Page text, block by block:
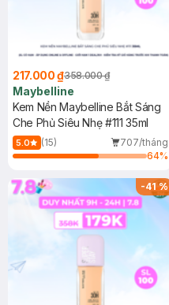
217.000 ₫358.000 ₫
Maybelline
Kem Nền Maybelline Bắt Sáng
Che Phủ Siêu Nhẹ #111 35ml
5.0 (15)
707/tháng
64%
-41%